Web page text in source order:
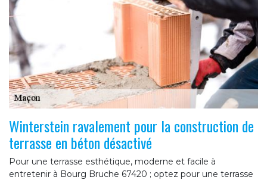
Winterstein ravalement pour la construction de
terrasse en béton désactivé
Pour une terrasse esthétique, moderne et facile à
entretenir à Bourg Bruche 67420 ; optez pour une terrasse